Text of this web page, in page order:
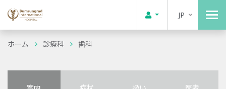
JP
ホーム 診療科 歯科